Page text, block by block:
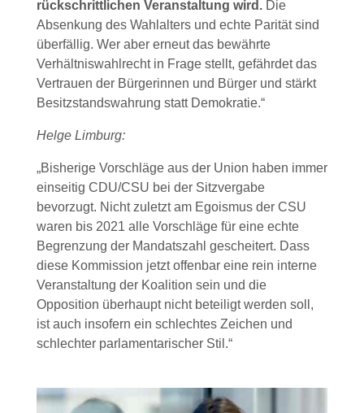
rückschrittlichen Veranstaltung wird.Die
Absenkung des Wahlalters und echte Parität sind
überfällig. Wer aber erneut das bewährte
Verhältniswahlrecht in Frage stellt, gefährdet das
Vertrauen der Bürgerinnen und Bürger und stärkt
Besitzstandswahrung statt Demokratie.“
Helge Limburg:
„Bisherige Vorschläge aus der Union haben immer
einseitig CDU/CSU bei der Sitzvergabe
bevorzugt. Nicht zuletzt am Egoismus der CSU
waren bis 2021 alle Vorschläge für eine echte
Begrenzung der Mandatszahl gescheitert. Dass
diese Kommission jetzt offenbar eine rein interne
Veranstaltung der Koalition sein und die
Opposition überhaupt nicht beteiligt werden soll,
ist auch insofern ein schlechtes Zeichen und
schlechter parlamentarischer Stil.“